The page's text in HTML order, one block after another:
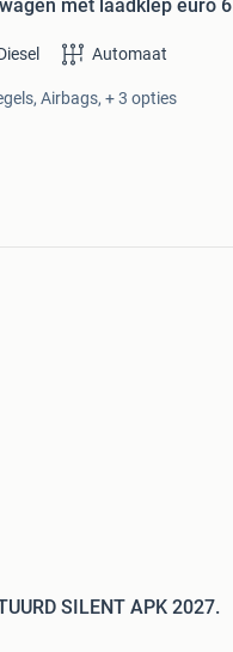
met laadklep euro 6
Automaat
Airbags, + 3 opties
SILENT APK 2027.